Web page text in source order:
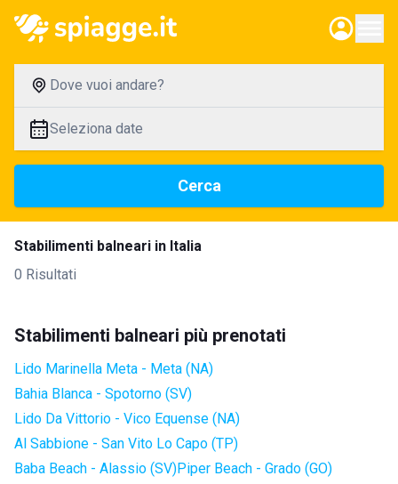
Dove vuoi andare?
Seleziona date
Cerca
Stabilimenti balneari in Italia
0 Risultati
Stabilimenti balneari più prenotati
Lido Marinella Meta - Meta (NA)
Bahia Blanca - Spotorno (SV)
Lido Da Vittorio - Vico Equense (NA)
Al Sabbione - San Vito Lo Capo (TP)
Baba Beach - Alassio (SV)Piper Beach - Grado (GO)